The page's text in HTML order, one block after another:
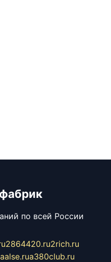
по всей России
2864420.ru2rich.ru
aalse.rua380club.ru